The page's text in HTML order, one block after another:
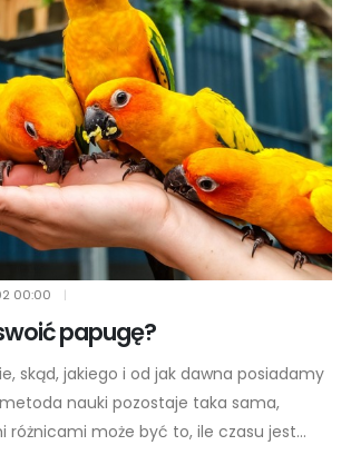
00:00 |
papugę?
skąd, jakiego i od jak dawna posiadamy
nauki pozostaje taka sama,
różnicami może być to, ile czasu jest...